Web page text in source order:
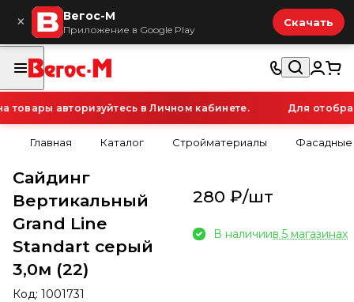
× Вегос-М
Приложение в Google Play
Скачать
авторизуйтесь в Личном кабинете. Для
Главная Каталог Стройматериалы Фасадные
Сайдинг
Вертикальный
Grand Line
Standart серый
3,0м (22)
Код: 1001731
280 ₽/шт
В наличиив 5 магазинах